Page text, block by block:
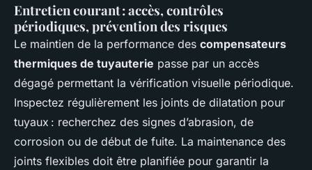
Entretien courant : accès, contrôles
périodiques, prévention des risques
Le maintien de la performance des compensateurs
thermiques de tuyauterie passe par un accès
dégagé permettant la vérification visuelle périodique.
Inspectez régulièrement les joints de dilatation pour
tuyaux : recherchez des signes d’abrasion, de
corrosion ou de début de fuite. La maintenance des
joints flexibles doit être planifiée pour garantir la